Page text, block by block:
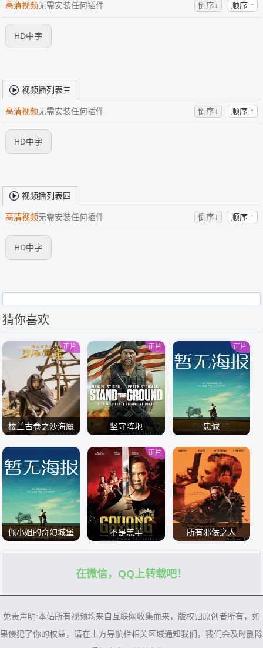
高清视频无需安装任何插件 倒序↓ 顺序 ↑
HD中字
视频播列表三
高清视频无需安装任何插件 倒序↓ 顺序 ↑
HD中字
视频播列表四
高清视频无需安装任何插件 倒序↓ 顺序 ↑
HD中字
猜你喜欢
楼兰古卷之沙海魔
/
正片
坚守阵地
/
正片
忠诚
/
正片
佩小姐的奇幻城堡
不是羔羊
正片
所有邪佞之人
在微信，QQ上转载吧！
免责声明:本站所有视频均来自互联网收集而来，版权归原创者所有，如
果侵犯了你的权益，请在上方导航栏相关区域通知我们，我们会及时删除